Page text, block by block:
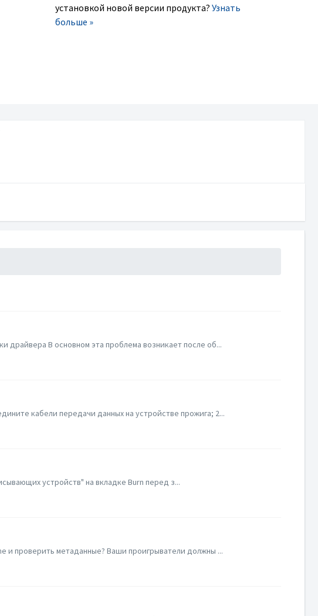
установкой новой версии продукта? Узнать
больше »
драйвера В основном эта проблема возникает после об...
кабели передачи данных на устройстве прожига; 2...
устройств" на вкладке Burn перед з...
и проверить метаданные? Ваши проигрыватели должны ...